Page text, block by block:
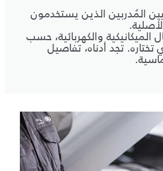
المُدربين الذين يستخدمون
والكهربائية، حسب
تجد أدناه، تفاصيل